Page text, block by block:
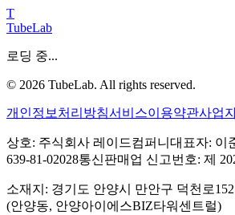
T
TubeLab
로딩 중...
© 2026 TubeLab. All rights reserved.
개인정보처리방침서비스이용약관사업
상호: 주식회사 레이드컴퍼니 대표자: 이
639-81-02028통신판매업 신고번호: 제
소재지: 경기도 안양시 만안구 덕천로
(안양동, 안양아이에스BIZ타워센트럴)